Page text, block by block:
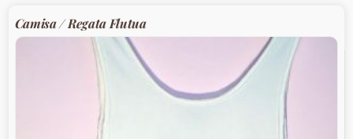
Camisa / Regata Flutua